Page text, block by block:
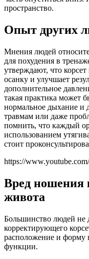
пространство.
Опыт других
Мнения людей
для похудения в
утверждают, что
осанку и улучшает
дополнительное
такая практика может
нормальное дыхание и
травмам или даже
помнить, что каждый
использованием
стоит
https://
Вред ношения
живота
Большинство людей не
корректирующего
расположение и форму
функции.